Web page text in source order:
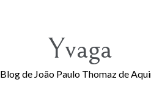
Yvaga
Blog de João Paulo Thomaz de